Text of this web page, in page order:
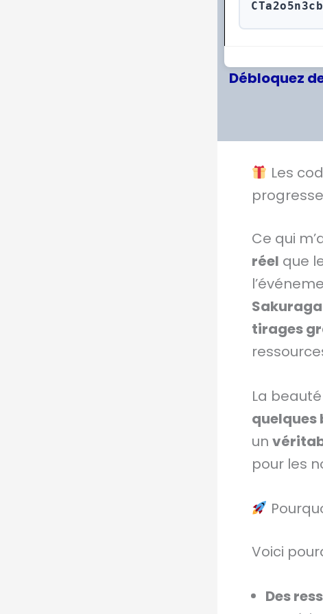
Débloquez
Les
Ce qui
réel que
tirages
La
quelques
un
pour les
Voici
Des